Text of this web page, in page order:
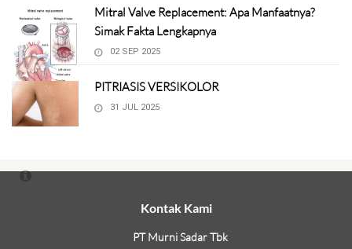
Mitral Valve Replacement: Apa Manfaatnya?
Simak Fakta Lengkapnya
02 SEP 2025
PITRIASIS VERSIKOLOR
31 JUL 2025
Kontak Kami
PT Murni Sadar Tbk